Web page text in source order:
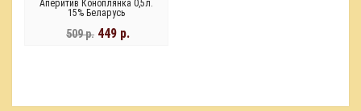
Аперитив Коноплянка 0,5л.
15% Беларусь
509 р. 449 р.